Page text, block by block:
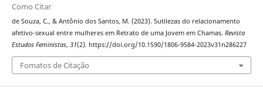
Como Citar
de Souza, C., & Antônio dos Santos, M. (2023). Sutilezas do relacionamento
afetivo-sexual entre mulheres em Retrato de uma Jovem em Chamas. Revista
Estudos Feministas, 31(2). https://doi.org/10.1590/1806-9584-2023v31n286227
Fomatos de Citação